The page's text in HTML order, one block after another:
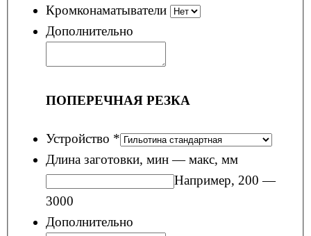
Кромконаматыватели
Дополнительно
ПОПЕРЕЧНАЯ РЕЗКА
Устройство *
Длина заготовки, мин — макс, мм
Например, 200 —
3000
Дополнительно